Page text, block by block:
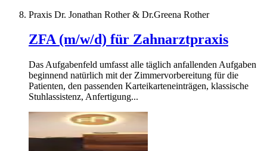
Praxis Dr. Jonathan Rother & Dr.Greena Rother
ZFA (m/w/d) für Zahnarztpraxis
Das Aufgabenfeld umfasst alle täglich anfallenden Aufgaben
beginnend natürlich mit der Zimmervorbereitung für die
Patienten, den passenden Karteikarteneinträgen, klassische
Stuhlassistenz, Anfertigung...